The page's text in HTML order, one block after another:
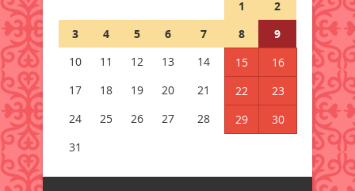
Синоптиктер дабыл қақты:
Қазақстанда аптап +43 градусқа
жетеді
09 тамыз 2026 ж.
Құрметті зейнет демалысына
шығарып салды
1
2
3
4 5 6 7 8
9
10
11 12 13 14 15
16
17
18 19 20 21 22
23
24
25 26 27 28 29
30
31